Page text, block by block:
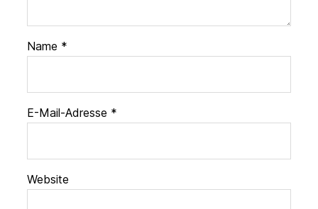
Name *
E-Mail-Adresse *
Website